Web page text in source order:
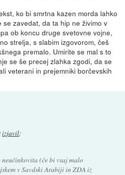
ko bi smrtna kazen morda lahko
zavedat, da ta hip ne živimo v
ob koncu druge svetovne vojne,
strelja, s slabim izgovorom, češ
premalo. Umirite se mal s to
se še precej zlahka zgodi, da se
veterani in prejemniki borčevskih
izjavil:
neučinkovita (če bi vsaj malo
v Savdski Arabiji in ZDA iz